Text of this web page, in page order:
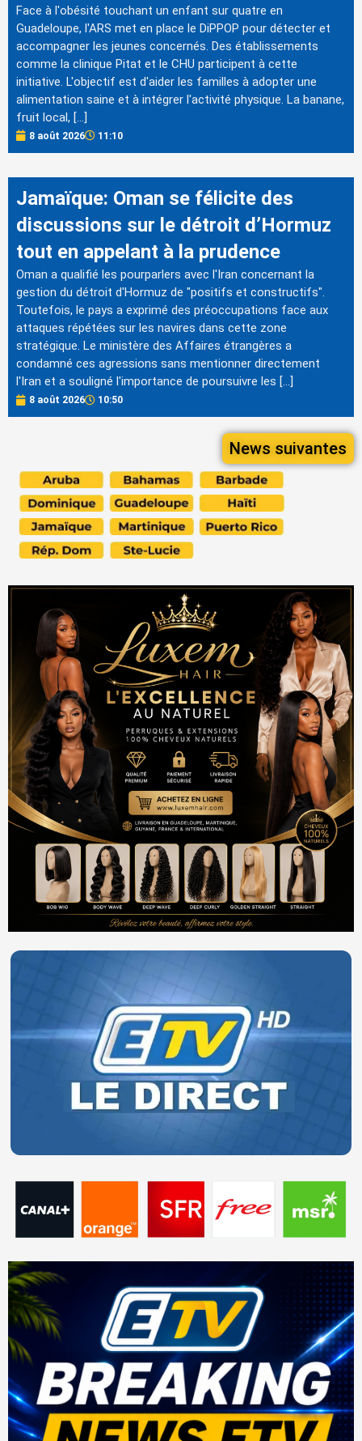
Face à l'obésité touchant un enfant sur quatre en
Guadeloupe, l'ARS met en place le DiPPOP pour détecter et
accompagner les jeunes concernés. Des établissements
comme la clinique Pitat et le CHU participent à cette
initiative. L'objectif est d'aider les familles à adopter une
alimentation saine et à intégrer l'activité physique. La banane,
fruit local, […]
8 août 2026 11:10
Jamaïque: Oman se félicite des
discussions sur le détroit d’Hormuz
tout en appelant à la prudence
Oman a qualifié les pourparlers avec l'Iran concernant la
gestion du détroit d'Hormuz de "positifs et constructifs".
Toutefois, le pays a exprimé des préoccupations face aux
attaques répétées sur les navires dans cette zone
stratégique. Le ministère des Affaires étrangères a
condamné ces agressions sans mentionner directement
l'Iran et a souligné l'importance de poursuivre les […]
8 août 2026 10:50
News suivantes